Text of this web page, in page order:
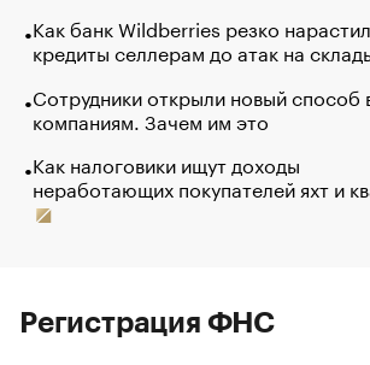
Как банк Wildberries резко нарастил
кредиты селлерам до атак на
Сотрудники открыли новый способ
компаниям. Зачем им это
Как налоговики ищут доходы
неработающих покупателей яхт и
Регистрация ФНС